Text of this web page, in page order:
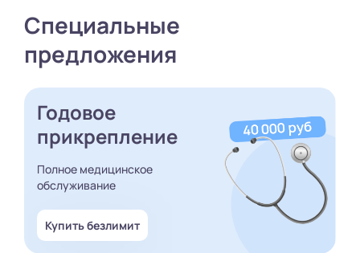
Специальные
предложения
Годовое
прикрепление
Полное медицинское
обслуживание
Купить безлимит